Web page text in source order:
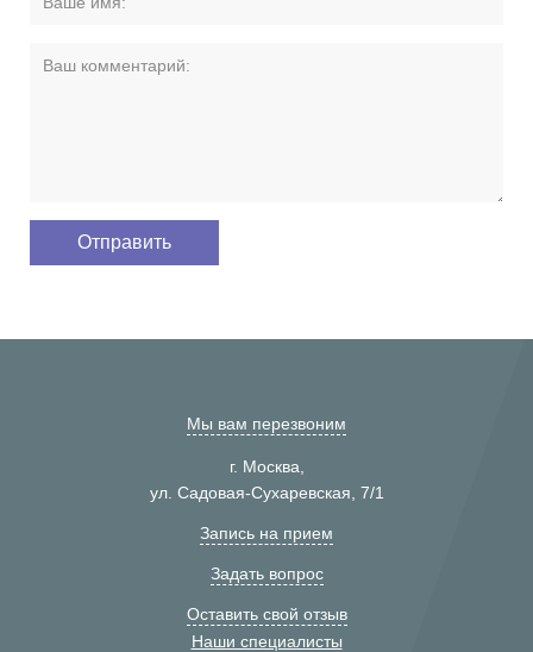
Мы вам перезвоним
г. Москва,
ул. Садовая-Сухаревская, 7/1
Запись на прием
Задать вопрос
Оставить свой отзыв
Наши специалисты